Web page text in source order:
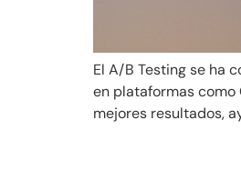
El A/B Testing se ha
en plataformas
mejores resultados,